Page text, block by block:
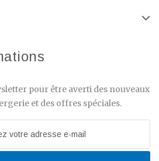
pour être averti des nouveaux
et des offres spéciales.